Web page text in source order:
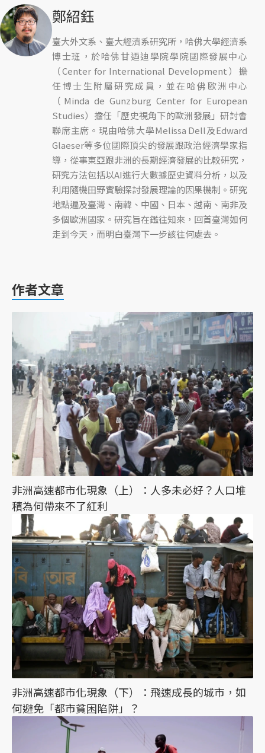
鄭紹鈺
臺大外文系、臺大經濟系研究所，哈佛大學經濟系
博士班，於哈佛甘迺迪學院學院國際發展中心
（Center for International Development）擔
任博士生附屬研究成員，並在哈佛歐洲中心
（Minda de Gunzburg Center for European
Studies）擔任「歷史視角下的歐洲發展」研討會
聯席主席。現由哈佛大學Melissa Dell及Edward
Glaeser等多位國際頂尖的發展跟政治經濟學家指
導，從事東亞跟非洲的長期經濟發展的比較研究，
研究方法包括以AI進行大數據歷史資料分析，以及
利用隨機田野實驗探討發展理論的因果機制。研究
地點遍及臺灣、南韓、中國、日本、越南、南非及
多個歐洲國家。研究旨在鑑往知來，回首臺灣如何
走到今天，而明白臺灣下一步該往何處去。
作者文章
非洲高速都市化現象（上）：人多未必好？人口堆
積為何帶來不了紅利
非洲高速都市化現象（下）：飛速成長的城市，如
何避免「都市貧困陷阱」？